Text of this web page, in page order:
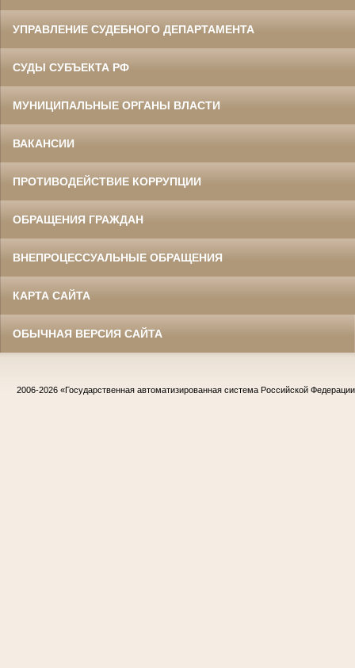
УПРАВЛЕНИЕ СУДЕБНОГО ДЕПАРТАМЕНТА
СУДЫ СУБЪЕКТА РФ
МУНИЦИПАЛЬНЫЕ ОРГАНЫ ВЛАСТИ
ВАКАНСИИ
ПРОТИВОДЕЙСТВИЕ КОРРУПЦИИ
ОБРАЩЕНИЯ ГРАЖДАН
ВНЕПРОЦЕССУАЛЬНЫЕ ОБРАЩЕНИЯ
КАРТА САЙТА
ОБЫЧНАЯ ВЕРСИЯ САЙТА
2006-2026 «Государственная автоматизированная система Российской